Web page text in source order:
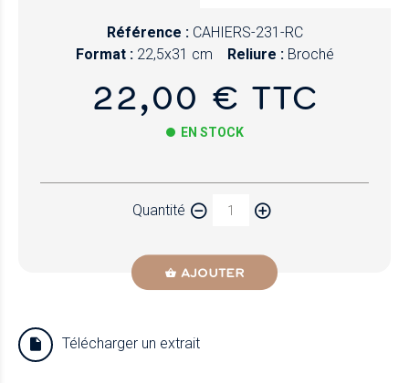
Référence : CAHIERS-231-RC
Format : 22,5x31 cm Reliure : Broché
22,00 € TTC
EN STOCK
Quantité
AJOUTER
Télécharger un extrait